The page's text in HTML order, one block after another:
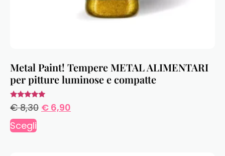
Metal Paint! Tempere METAL ALIMENTARI
per pitture luminose e compatte
Valutato
5.00
€8,30 € 6,90
Scegli